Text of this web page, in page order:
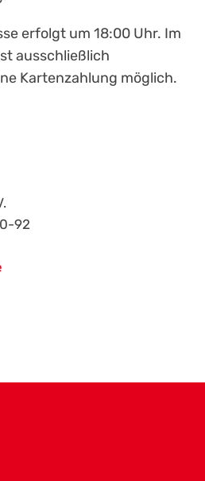
erfolgt um 18:00 Uhr. Im
ausschließlich
Kartenzahlung möglich.
92